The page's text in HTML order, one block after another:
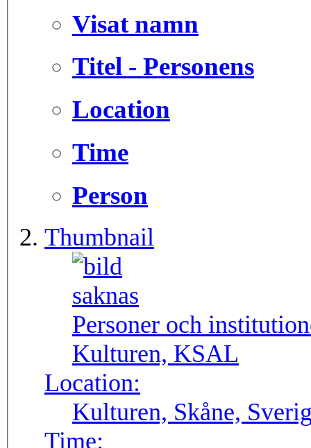
Visat namn
Titel - Personens
Location
Time
Person
Thumbnail
Personer och
Kulturen, KSAL
Location:
Kulturen, Skåne,
Time: